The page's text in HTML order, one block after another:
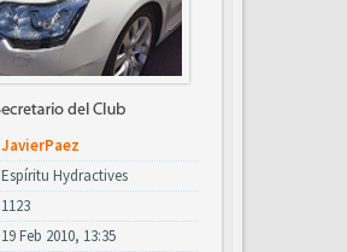
JavierPaez
Espíritu Hydractives
1123
19 Feb 2010, 13:35